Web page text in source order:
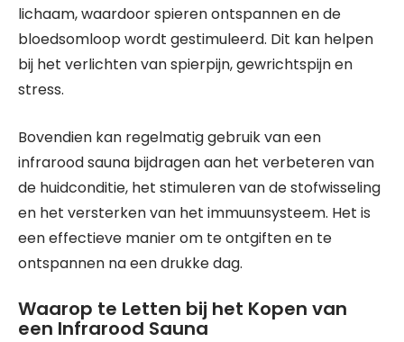
lichaam, waardoor spieren ontspannen en de
bloedsomloop wordt gestimuleerd. Dit kan helpen
bij het verlichten van spierpijn, gewrichtspijn en
stress.
Bovendien kan regelmatig gebruik van een
infrarood sauna bijdragen aan het verbeteren van
de huidconditie, het stimuleren van de stofwisseling
en het versterken van het immuunsysteem. Het is
een effectieve manier om te ontgiften en te
ontspannen na een drukke dag.
Waarop te Letten bij het Kopen van
een Infrarood Sauna